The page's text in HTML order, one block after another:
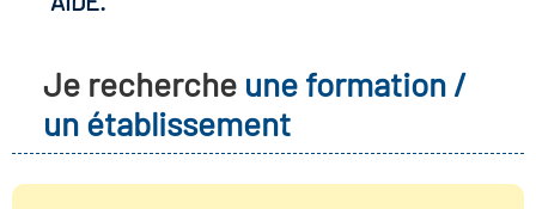
les métiers
clés métiers et
des métiers en
des transitions
Je recherche une formation /
un établissement